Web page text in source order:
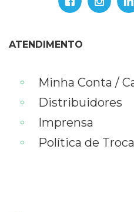
ATENDIMENTO
Minha Conta /
Distribuidores
Imprensa
Política de